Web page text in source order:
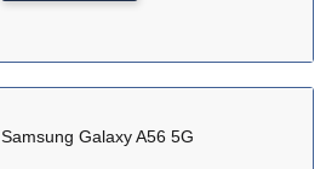
Samsung Galaxy A56 5G